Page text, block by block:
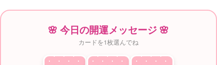
🌸 今日の開運メッセージ 🌸
カードを1枚選んでね